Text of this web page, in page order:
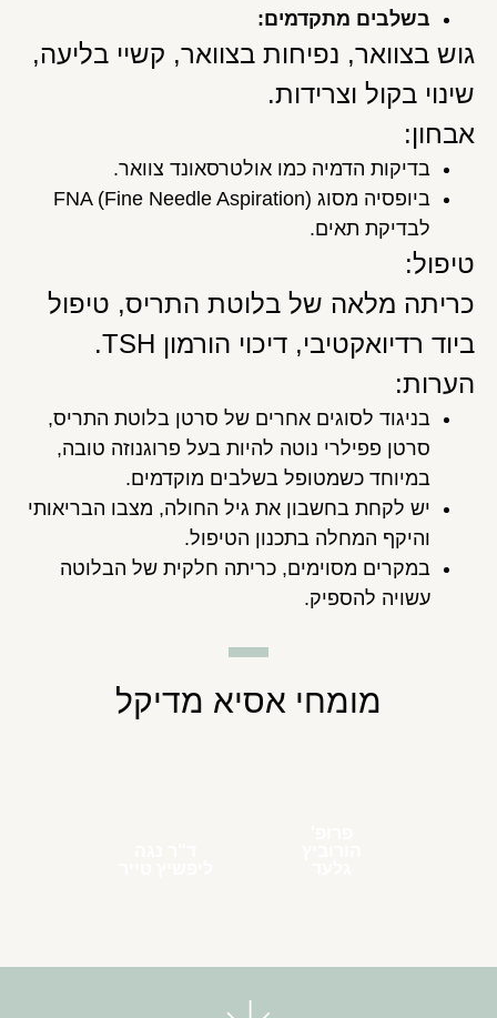
בשלבים מתקדמים:
גוש בצוואר, נפיחות בצוואר, קשיי בליעה,
שינוי בקול וצרידות.
אבחון:
בדיקות הדמיה כמו אולטרסאונד צוואר.
ביופסיה מסוג FNA (Fine Needle Aspiration)
לבדיקת תאים.
טיפול:
כריתה מלאה של בלוטת התריס, טיפול
ביוד רדיואקטיבי, דיכוי הורמון TSH.
הערות:
בניגוד לסוגים אחרים של סרטן בלוטת התריס,
סרטן פפילרי נוטה להיות בעל פרוגנוזה טובה,
במיוחד כשמטופל בשלבים מוקדמים.
יש לקחת בחשבון את גיל החולה, מצבו הבריאותי
והיקף המחלה בתכנון הטיפול.
במקרים מסוימים, כריתה חלקית של הבלוטה
עשויה להספיק.
מומחי אסיא מדיקל